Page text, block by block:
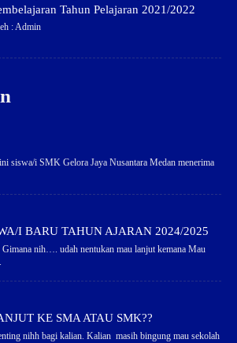
Tahun Pelajaran 2021/2022
: Admin
siswa/i SMK Gelora Jaya Nusantara Medan menerima
I BARU TAHUN AJARAN 2024/2025
nih…. udah nentukan mau lanjut kemana Mau
KE SMA ATAU SMK??
nihh bagi kalian. Kalian masih bingung mau sekolah